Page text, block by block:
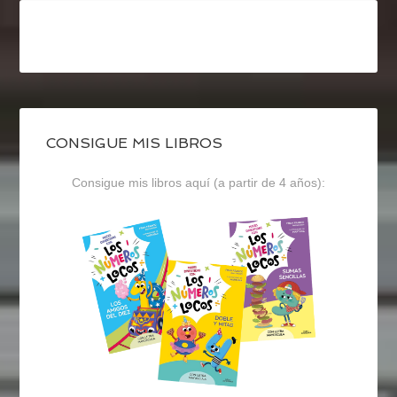
CONSIGUE MIS LIBROS
Consigue mis libros aquí (a partir de 4 años):